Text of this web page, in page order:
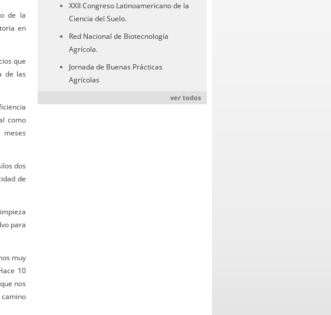
de la
en
que
de las
como
meses
dos
de
para
muy
10
nos
XXII Congreso Latinoamericano de la
Ciencia del Suelo.
Red Nacional de Biotecnología
Agrícola.
Jornada de Buenas Prácticas
Agrícolas
ver todos